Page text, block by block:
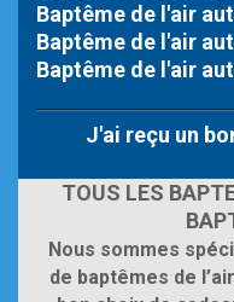
Baptême de l'air
Baptême de l'air
Baptême de l'air
J'ai reçu un
TOUS LES
Nous sommes
de baptêmes de